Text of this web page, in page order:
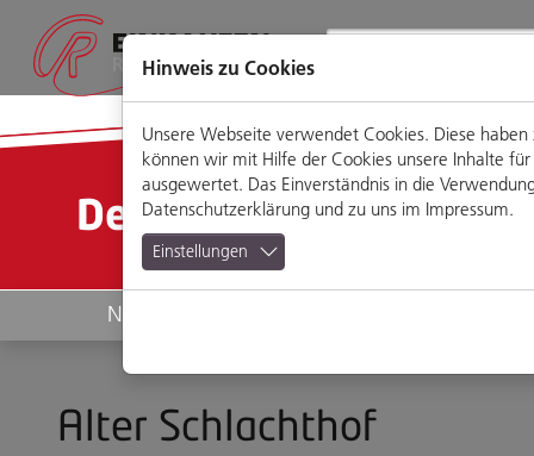
Seiteninhalt
Hauptmenü
Footermenü
Website-
Suche
Detailansicht
News
Alter Schlachthof
Hinweis zu Cookies
Unsere Webseite verwendet Cookies. Diese
können wir mit Hilfe der Cookies unsere Inhalte
ausgewertet. Das Einverständnis in die
Datenschutzerklärung und zu uns im Impressum.
Einstellungen